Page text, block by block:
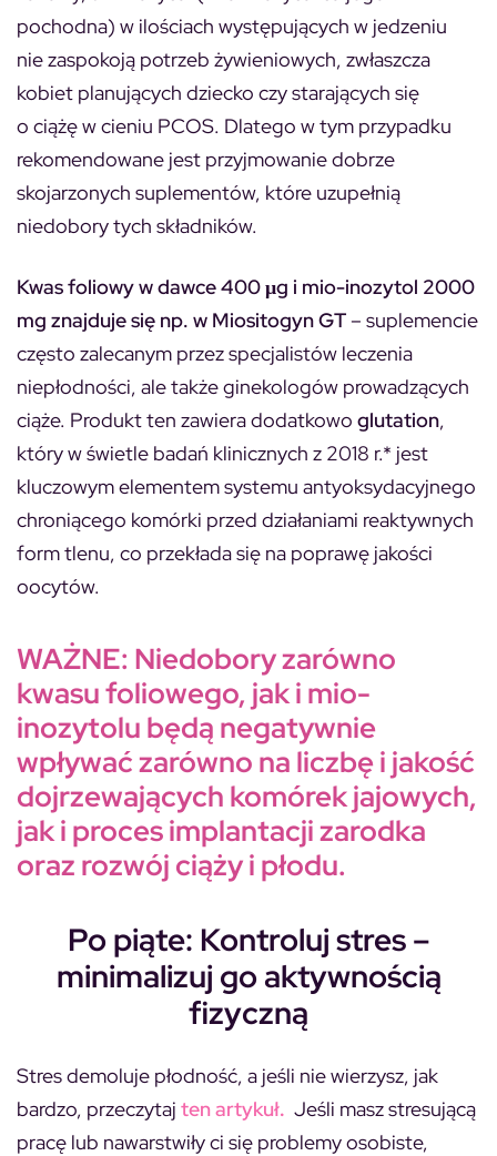
pochodna) w ilościach występujących w jedzeniu
nie zaspokoją potrzeb żywieniowych, zwłaszcza
kobiet planujących dziecko czy starających się
o ciążę w cieniu PCOS. Dlatego w tym przypadku
rekomendowane jest przyjmowanie dobrze
skojarzonych suplementów, które uzupełnią
niedobory tych składników.
Kwas foliowy w dawce 400 μg i mio-inozytol 2000
mg znajduje się np. w Miositogyn GT – suplemencie
często zalecanym przez specjalistów leczenia
niepłodności, ale także ginekologów prowadzących
ciąże. Produkt ten zawiera dodatkowo glutation,
który w świetle badań klinicznych z 2018 r.* jest
kluczowym elementem systemu antyoksydacyjnego
chroniącego komórki przed działaniami reaktywnych
form tlenu, co przekłada się na poprawę jakości
oocytów.
WAŻNE: Niedobory zarówno
kwasu foliowego, jak i mio-
inozytolu będą negatywnie
wpływać zarówno na liczbę i jakość
dojrzewających komórek jajowych,
jak i proces implantacji zarodka
oraz rozwój ciąży i płodu.
Po piąte: Kontroluj stres –
minimalizuj go aktywnością
fizyczną
Stres demoluje płodność, a jeśli nie wierzysz, jak
bardzo, przeczytaj ten artykuł. Jeśli masz stresującą
pracę lub nawarstwiły ci się problemy osobiste,